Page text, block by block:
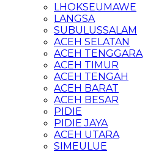
LHOKSEUMAWE
LANGSA
SUBULUSSALAM
ACEH SELATAN
ACEH TENGGARA
ACEH TIMUR
ACEH TENGAH
ACEH BARAT
ACEH BESAR
PIDIE
PIDIE JAYA
ACEH UTARA
SIMEULUE